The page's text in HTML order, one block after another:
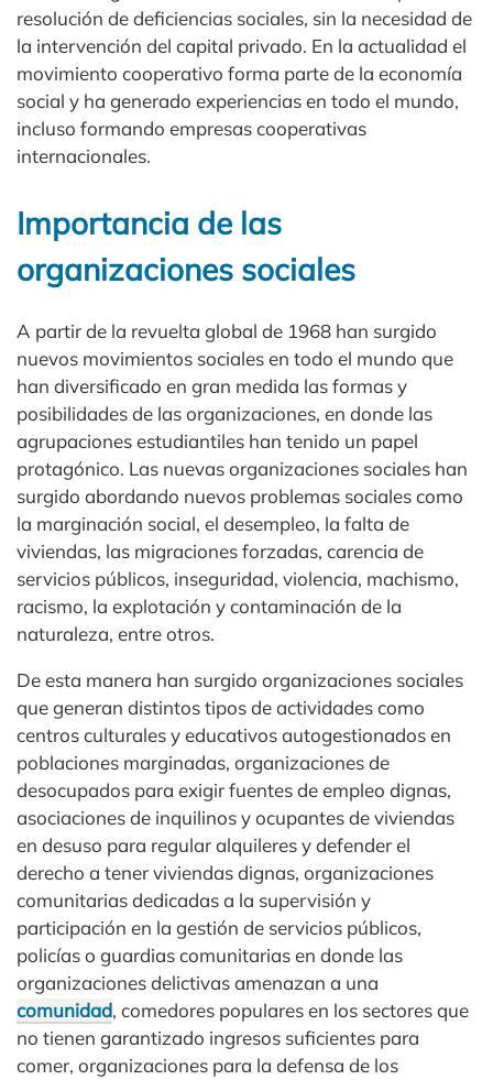
resolución de deficiencias sociales, sin la necesidad de
la intervención del capital privado. En la actualidad el
movimiento cooperativo forma parte de la economía
social y ha generado experiencias en todo el mundo,
incluso formando empresas cooperativas
internacionales.
Importancia de las
organizaciones sociales
A partir de la revuelta global de 1968 han surgido
nuevos movimientos sociales en todo el mundo que
han diversificado en gran medida las formas y
posibilidades de las organizaciones, en donde las
agrupaciones estudiantiles han tenido un papel
protagónico. Las nuevas organizaciones sociales han
surgido abordando nuevos problemas sociales como
la marginación social, el desempleo, la falta de
viviendas, las migraciones forzadas, carencia de
servicios públicos, inseguridad, violencia, machismo,
racismo, la explotación y contaminación de la
naturaleza, entre otros.
De esta manera han surgido organizaciones sociales
que generan distintos tipos de actividades como
centros culturales y educativos autogestionados en
poblaciones marginadas, organizaciones de
desocupados para exigir fuentes de empleo dignas,
asociaciones de inquilinos y ocupantes de viviendas
en desuso para regular alquileres y defender el
derecho a tener viviendas dignas, organizaciones
comunitarias dedicadas a la supervisión y
participación en la gestión de servicios públicos,
policías o guardias comunitarias en donde las
organizaciones delictivas amenazan a una
comunidad, comedores populares en los sectores que
no tienen garantizado ingresos suficientes para
comer, organizaciones para la defensa de los